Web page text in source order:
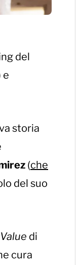
del
e
storia
(che
del suo
di
cura